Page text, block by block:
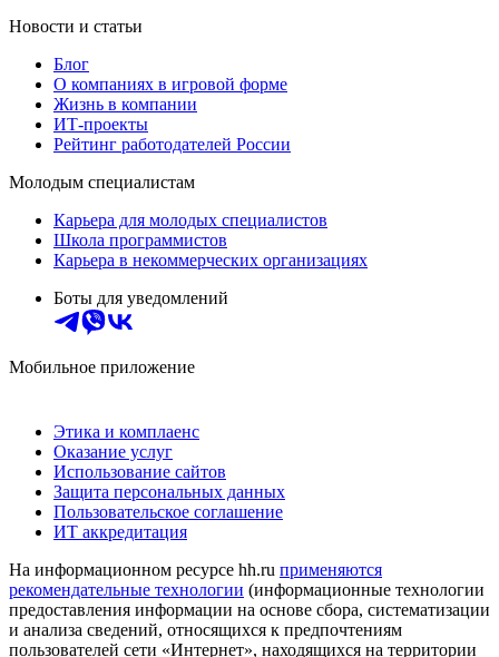
Новости и статьи
Блог
О компаниях в игровой форме
Жизнь в компании
ИТ-проекты
Рейтинг работодателей России
Молодым специалистам
Карьера для молодых специалистов
Школа программистов
Карьера в некоммерческих организациях
Боты для уведомлений
Мобильное приложение
Этика и комплаенс
Оказание услуг
Использование сайтов
Защита персональных данных
Пользовательское соглашение
ИТ аккредитация
На информационном ресурсе hh.ru применяются
рекомендательные технологии (информационные технологии
предоставления информации на основе сбора, систематизации
и анализа сведений, относящихся к предпочтениям
пользователей сети «Интернет», находящихся на территории